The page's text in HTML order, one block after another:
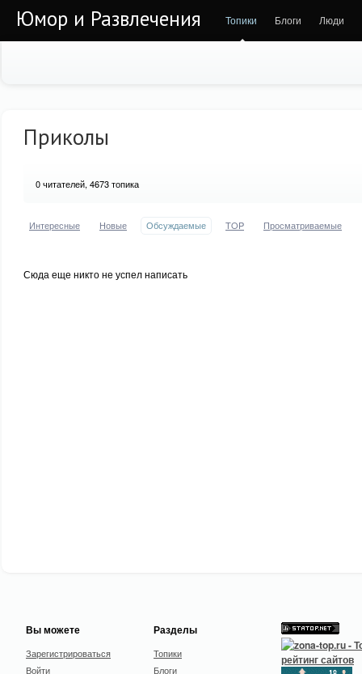
Юмор и Развлечения Топики Блоги Люди
Приколы
0читателей, 4673 топика
Интересные Новые Обсуждаемые TOP Просматриваемые
Сюда еще никто не успел написать
Вы можете
Зарегистрироваться
Войти
Разделы
Топики
Блоги